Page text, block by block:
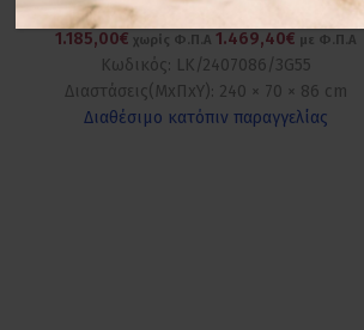
1.580,00€χωρίς Φ.Π.Α με Φ.Π.Α
1.185,00€ χωρίς Φ.Π.Α1.469,40€ με Φ.Π.Α
Κωδικός: LK/2407086/3G55
Διαστάσεις(ΜxΠxΥ): 240 × 70 × 86 cm
Διαθέσιμο κατόπιν παραγγελίας